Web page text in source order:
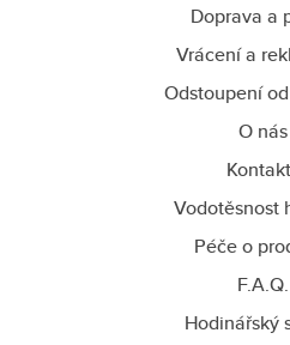
Doprava a
Vrácení a
Odstoupení
O nás
Vodotěsnost
Péče o
F.A.Q.
Hodinářský